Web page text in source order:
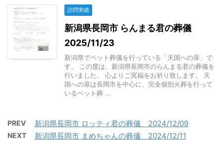
訪問実績
新潟県長岡市 らんまる君の葬儀
2025/11/23
新潟県でペット葬儀を行っている「天国への扉」で
す。 この度は、新潟県長岡市のらんまる君の葬儀を
行いました。 心よりご冥福をお祈り致します。 天
国への扉は長岡市を中心に、完全個別火葬を行って
いるペット葬 ...
PREV 新潟県長岡市 ロッティ君の葬儀 2024/12/09
NEXT 新潟県長岡市 まめちゃんの葬儀 2024/12/11